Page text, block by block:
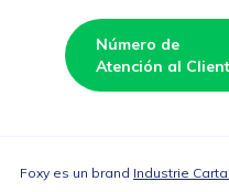
Número de
Atención al
Foxy es un brand Industrie